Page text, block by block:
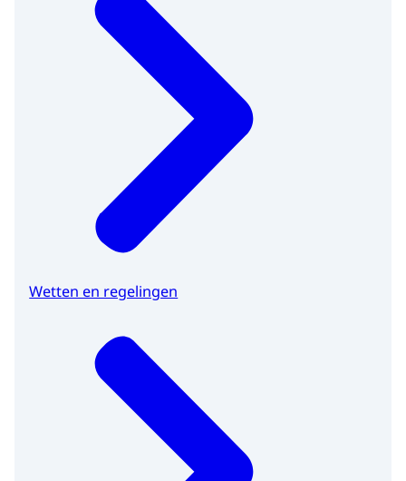
Wetten en regelingen